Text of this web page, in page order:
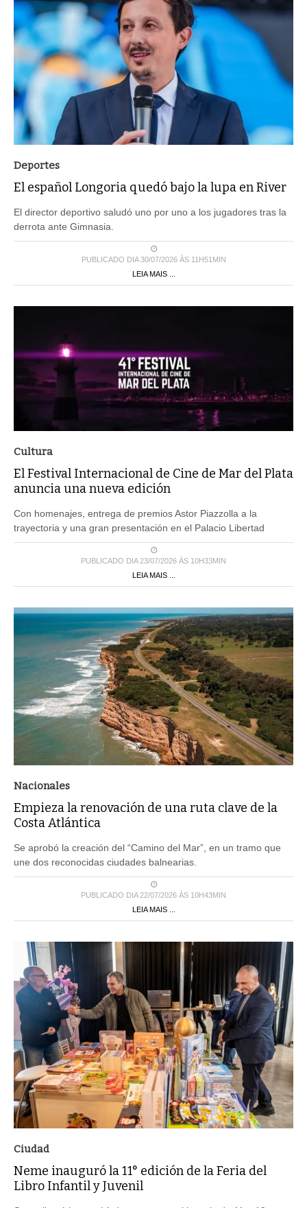
Deportes
El español Longoria quedó bajo la lupa en River
El director deportivo saludó uno por uno a los jugadores tras la
derrota ante Gimnasia.
PUBLICADO DIA 30/07/2026 ÀS 11H51MIN
LEIA MAIS ...
Cultura
El Festival Internacional de Cine de Mar del Plata
anuncia una nueva edición
Con homenajes, entrega de premios Astor Piazzolla a la
trayectoria y una gran presentación en el Palacio Libertad
PUBLICADO DIA 23/07/2026 ÀS 10H33MIN
LEIA MAIS ...
Nacionales
Empieza la renovación de una ruta clave de la
Costa Atlántica
Se aprobó la creación del “Camino del Mar”, en un tramo que
une dos reconocidas ciudades balnearias.
PUBLICADO DIA 22/07/2026 ÀS 10H43MIN
LEIA MAIS ...
Ciudad
Neme inauguró la 11° edición de la Feria del
Libro Infantil y Juvenil